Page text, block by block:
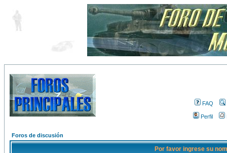
FAQ
Perfil
Foros de discusión
Por favor ingrese su